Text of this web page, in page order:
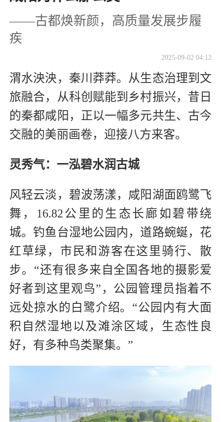
——古都焕新颜，高质量发展步履
疾
2025-09-02 04:12
渭水泱泱，秦川莽莽。从生态治理到文
旅融合，从科创赋能到乡村振兴，昔日
的秦都咸阳，正以一幅多元共生、古今
交融的美丽画卷，迎接八方来客。
灵秀气：一泓碧水润古城
风轻云淡，碧波荡漾，咸阳湖面鸥鹭飞
舞，16.82公里的生态长廊如碧带绕
城。钓鱼台湿地公园内，道路蜿蜒，花
红草绿，市民和游客在这里骑行、散
步。“还有很多来自全国各地的摄影爱
好者到这里观鸟”，公园管理员指着不
远处掠水的白鹭介绍。“公园内有大面
积自然湿地以及滩涂区域，生态性良
好，有多种鸟类聚集。”